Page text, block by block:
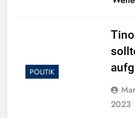
POLITIK
2023